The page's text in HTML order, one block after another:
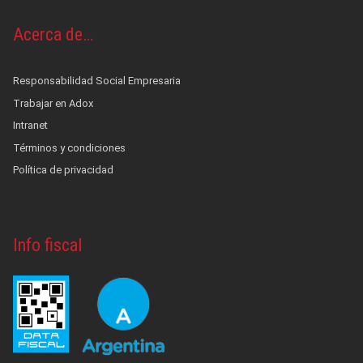
Acerca de…
Responsabilidad Social Empresaria
Trabajar en Adox
Intranet
Términos y condiciones
Política de privacidad
Info fiscal